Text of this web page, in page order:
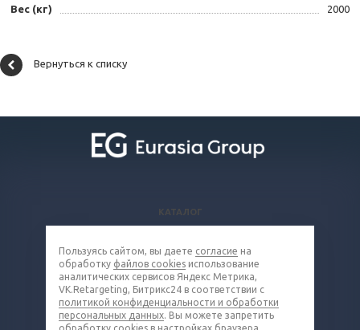
Вес (кг) 2000
Вернуться к списку
КАТАЛОГ
КОМПАНИЯ
КОНТАКТЫ
8 (800) 302-16-85
Пользуясь сайтом, вы даете согласие на
обработку файлов cookies использование
аналитических сервисов Яндекс Метрика,
VK.Retargeting, Битрикс24 в соответствии с
политикой конфиденциальности и обработки
персональных данных. Вы можете запретить